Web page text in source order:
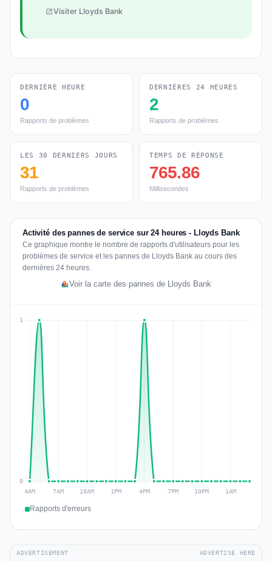
Visiter Lloyds Bank
DERNIÈRE HEURE
0
Rapports de problèmes
DERNIÈRES 24 HEURES
2
Rapports de problèmes
LES 30 DERNIERS JOURS
31
Rapports de problèmes
TEMPS DE RÉPONSE
765.86
Millisecondes
Activité des pannes de service sur 24 heures - Lloyds Bank
Ce graphique montre le nombre de rapports d'utilisateurs pour les
problèmes de service et les pannes de Lloyds Bank au cours des
dernières 24 heures.
Voir la carte des pannes de Lloyds Bank
Rapports d'erreurs
ADVERTISEMENT ADVERTISE HERE